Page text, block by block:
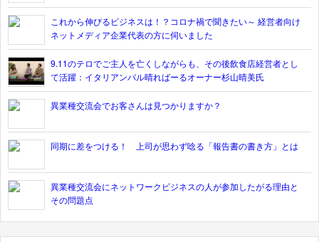
これから伸びるビジネスは！？コロナ禍で聞きたい～ 経営者向け
ネットメディア企業代表の方に伺いました
9.11のテロでご主人を亡くしながらも、その後飲食店経営者とし
て活躍：イタリアンバル晴ればーるオーナー杉山晴美氏
異業種交流会でお客さんは見つかりますか？
同期に差をつける！ 上司が思わず唸る「報告書の書き方」とは
異業種交流会にネットワークビジネスの人が参加したがる理由と
その問題点